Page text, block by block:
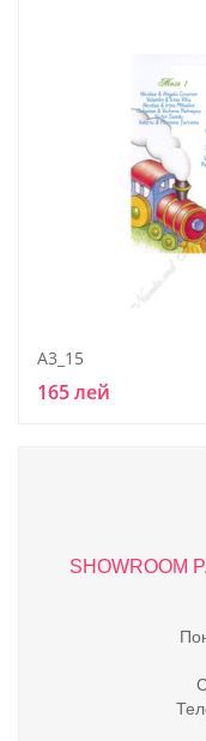
A3_15
165 лей